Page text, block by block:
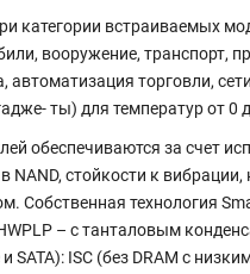
категории встраиваемых
вооружение, транспорт,
автоматизация торговли,
ты) для температур от 0
обеспечиваются за счет
NAND, стойкости к
Собственная технология
– с танталовым
SATA): ISC (без DRAM с